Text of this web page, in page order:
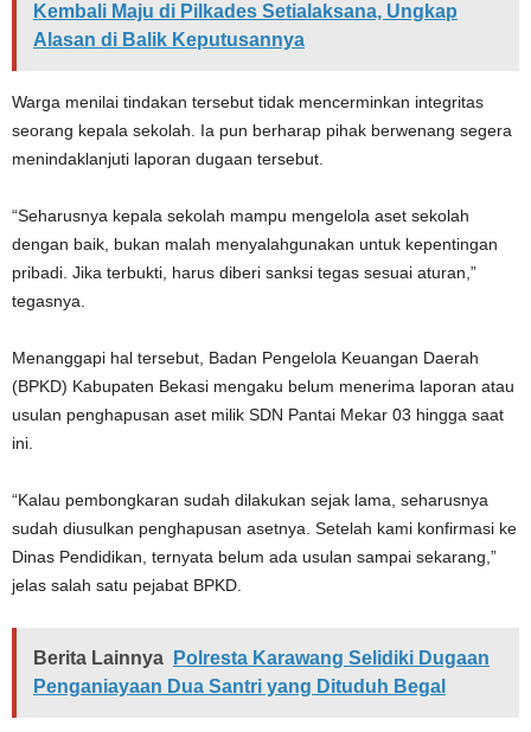
Kembali Maju di Pilkades Setialaksana, Ungkap
Alasan di Balik Keputusannya
Warga menilai tindakan tersebut tidak mencerminkan integritas
seorang kepala sekolah. Ia pun berharap pihak berwenang segera
menindaklanjuti laporan dugaan tersebut.
“Seharusnya kepala sekolah mampu mengelola aset sekolah
dengan baik, bukan malah menyalahgunakan untuk kepentingan
pribadi. Jika terbukti, harus diberi sanksi tegas sesuai aturan,”
tegasnya.
Menanggapi hal tersebut, Badan Pengelola Keuangan Daerah
(BPKD) Kabupaten Bekasi mengaku belum menerima laporan atau
usulan penghapusan aset milik SDN Pantai Mekar 03 hingga saat
ini.
“Kalau pembongkaran sudah dilakukan sejak lama, seharusnya
sudah diusulkan penghapusan asetnya. Setelah kami konfirmasi ke
Dinas Pendidikan, ternyata belum ada usulan sampai sekarang,”
jelas salah satu pejabat BPKD.
Berita Lainnya
Polresta Karawang Selidiki Dugaan
Penganiayaan Dua Santri yang Dituduh Begal